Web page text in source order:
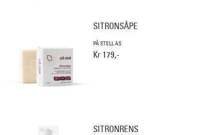
SITRONSÅPE
PÅ STELL AS
Kr 179,-
SITRONRENS